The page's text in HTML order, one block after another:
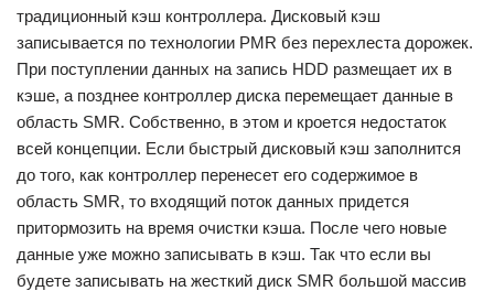
традиционный кэш контроллера. Дисковый кэш
записывается по технологии PMR без перехлеста дорожек.
При поступлении данных на запись HDD размещает их в
кэше, а позднее контроллер диска перемещает данные в
область SMR. Собственно, в этом и кроется недостаток
всей концепции. Если быстрый дисковый кэш заполнится
до того, как контроллер перенесет его содержимое в
область SMR, то входящий поток данных придется
притормозить на время очистки кэша. После чего новые
данные уже можно записывать в кэш. Так что если вы
будете записывать на жесткий диск SMR большой массив